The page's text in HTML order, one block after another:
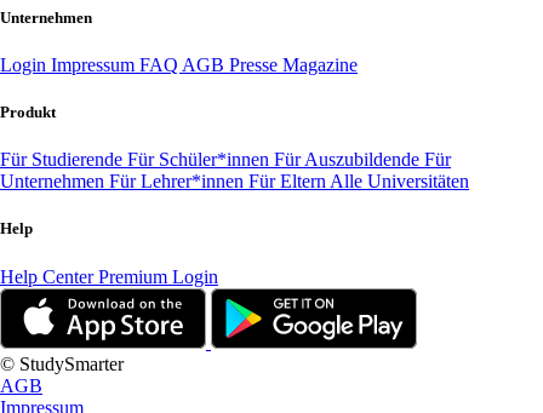
Unternehmen
Login Impressum FAQ AGB Presse Magazine
Produkt
Für Studierende Für Schüler*innen Für Auszubildende Für
Unternehmen Für Lehrer*innen Für Eltern Alle Universitäten
Help
Help CenterPremium Login
© StudySmarter
AGB
Impressum